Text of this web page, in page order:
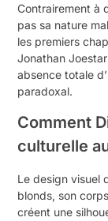
Contrairement à
pas sa nature
les premiers
Jonathan
absence totale
paradoxal.
Comment
culturelle
Le design visuel
blonds, son
créent une